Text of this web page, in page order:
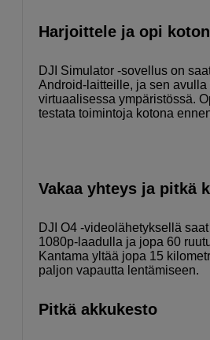
Harjoittele ja opi
DJI Simulator -sovellus on
Android-laitteille, ja sen
virtuaalisessa ympäristössä.
testata toimintoja kotona
Vakaa yhteys ja pitkä
DJI O4 -videolähetyksellä
1080p-laadulla ja jopa 60
Kantama yltää jopa 15
paljon vapautta lentämiseen.
Pitkä akkukesto